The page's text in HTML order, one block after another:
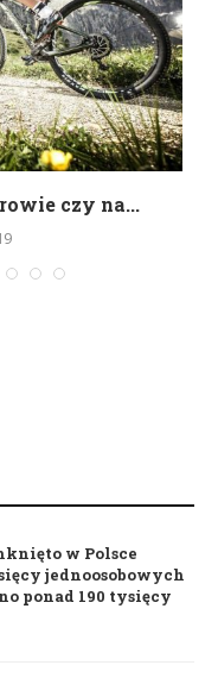
czy na...
w Polsce
jednoosobowych
ponad 190 tysięcy